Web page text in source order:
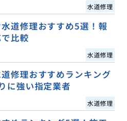
水道修理
道修理おすすめ5選！報
比較
水道修理
修理おすすめランキング
に強い指定業者
水道修理